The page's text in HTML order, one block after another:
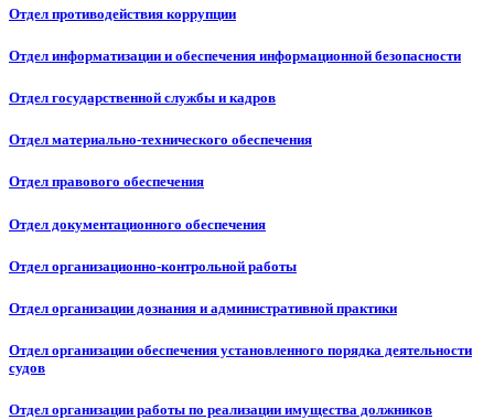
Отдел противодействия коррупции
Отдел информатизации и обеспечения информационной безопасности
Отдел государственной службы и кадров
Отдел материально-технического обеспечения
Отдел правового обеспечения
Отдел документационного обеспечения
Отдел организационно-контрольной работы
Отдел организации дознания и административной практики
Отдел организации обеспечения установленного порядка деятельности
судов
Отдел организации работы по реализации имущества должников